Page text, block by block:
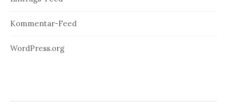
Kommentar-Feed
WordPress.org